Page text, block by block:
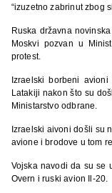
“izuzetno zabrinut zbog
Ruska državna
Moskvi pozvan u
protest.
Izraelski borbeni
Latakiji nakon što su
Ministarstvo odbrane.
Izraelski aivoni došli su
avione i brodove u tom
Vojska navodi da su se
Overn i ruski avion Il-20.